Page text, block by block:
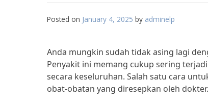
Posted on January 4, 2025 by adminelp
Anda mungkin sudah tidak asing lagi
Penyakit ini memang cukup sering
secara keseluruhan. Salah satu cara
obat-obatan yang diresepkan oleh dokter.